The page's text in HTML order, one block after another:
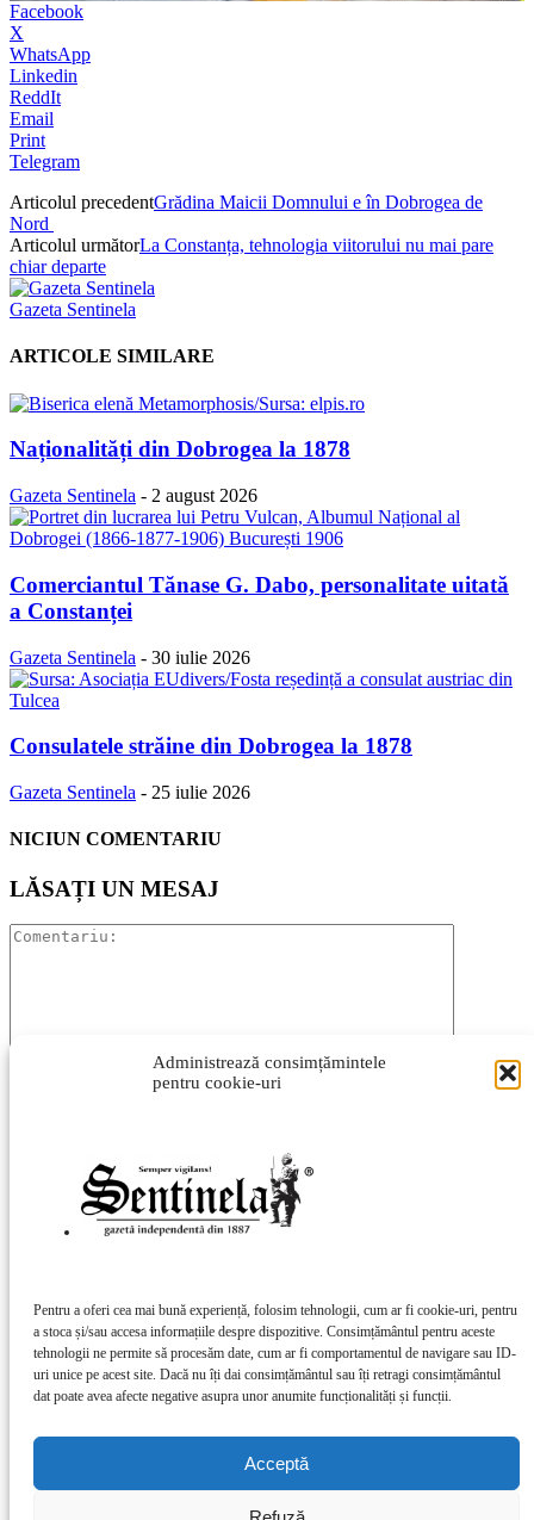
Administrează consimțămintele
pentru cookie-uri
Pentru a oferi cea mai bună experiență, folosim tehnologii, cum ar fi cookie-uri, pentru
a stoca și/sau accesa informațiile despre dispozitive. Consimțământul pentru aceste
tehnologii ne permite să procesăm date, cum ar fi comportamentul de navigare sau ID-
uri unice pe acest site. Dacă nu îți dai consimțământul sau îți retragi consimțământul
dat poate avea afecte negative asupra unor anumite funcționalități și funcții.
Acceptă
Facebook
X
WhatsApp
Linkedin
ReddIt
Email
Print
Telegram
Articolul precedentGrădina Maicii Domnului e în Dobrogea de
Nord
Articolul următorLa Constanța, tehnologia viitorului nu mai pare
chiar departe
Gazeta Sentinela
ARTICOLE SIMILARE
Naționalități din Dobrogea la 1878
Gazeta Sentinela - 2 august 2026
Comerciantul Tănase G. Dabo, personalitate uitată
a Constanței
Gazeta Sentinela - 30 iulie 2026
Consulatele străine din Dobrogea la 1878
Gazeta Sentinela - 25 iulie 2026
NICIUN COMENTARIU
LĂSAȚI UN MESAJ
Vă rugăm să introduceți comentariul dvs.!
Ați introdus o adresă de e-mail incorectă!
Vă rugăm să introduceți adresa dvs. de e-mail aici
Acest site folosește Akismet pentru a reduce spamul.Află cum sunt
procesate datele comentariilor tale.
Contactați-ne: